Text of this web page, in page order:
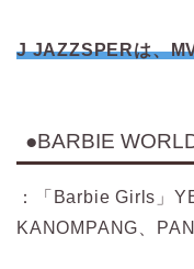
J JAZZSPERは、
●BARBIE
：「Barbie Girls」
KANOMPANG、